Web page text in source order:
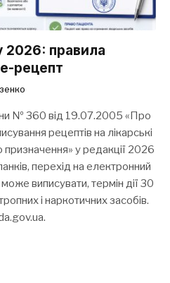
правила
е-рецепт
№ 360 від 19.07.2005 «Про
рецептів на лікарські
у редакції 2026
перехід на електронний
виписувати, термін дії 30
і наркотичних засобів.